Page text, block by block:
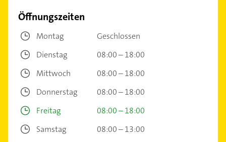
Öffnungszeiten
Montag
Geschlossen
Dienstag
08:00 – 18:00
Mittwoch
08:00 – 18:00
Donnerstag
08:00 – 18:00
Freitag
08:00 – 18:00
Samstag
08:00 – 13:00